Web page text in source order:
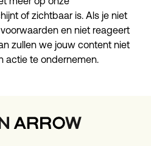
of zichtbaar is. Als je niet
en niet reageert
zullen we jouw content niet
actie te ondernemen.